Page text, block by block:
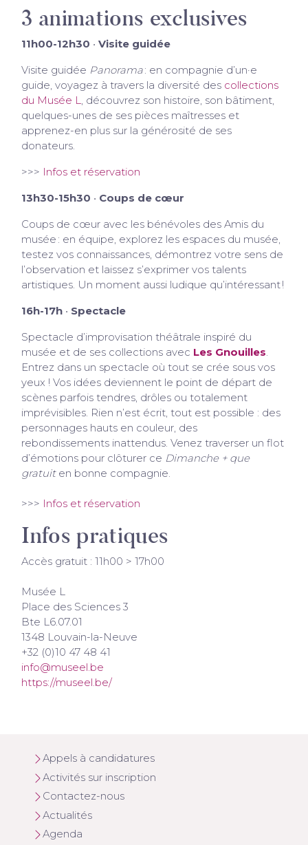
3 animations exclusives
11h00-12h30 •Visite guidée
Visite guidée Panorama: en compagnie d’un·e
guide, voyagez à travers la diversité des collections
du Musée L, découvrez son histoire, son bâtiment,
quelques-unes de ses pièces maîtresses et
apprenez-en plus sur la générosité de ses
donateurs.
>>> Infos et réservation
13h30-15h30 • Coups de cœur
Coups de cœur avec les bénévoles des Amis du
musée : en équipe, explorez les espaces du musée,
testez vos connaissances, démontrez votre sens de
l’observation et laissez s’exprimer vos talents
artistiques. Un moment aussi ludique qu’intéressant !
16h-17h • Spectacle
Spectacle d’improvisation théâtrale inspiré du
musée et de ses collections avec Les Gnouilles.
Entrez dans un spectacle où tout se crée sous vos
yeux ! Vos idées deviennent le point de départ de
scènes parfois tendres, drôles ou totalement
imprévisibles. Rien n’est écrit, tout est possible : des
personnages hauts en couleur, des
rebondissements inattendus. Venez traverser un flot
d’émotions pour clôturer ce Dimanche + que
gratuiten bonne compagnie.
>>> Infos et réservation
Infos pratiques
Accès gratuit : 11h00 > 17h00
Musée L
Place des Sciences 3
Bte L6.07.01
1348 Louvain-la-Neuve
+32 (0)10 47 48 41
info@museel.be
https://museel.be/
Appels à candidatures
Activités sur inscription
Contactez-nous
Actualités
Agenda